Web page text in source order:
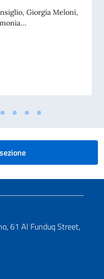
Giorgia Meloni,
delle condoglianze per la
61 Al Funduq Street,